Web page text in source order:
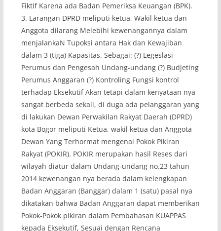
Fiktif Karena ada Badan Pemeriksa Keuangan (BPK).
3. Larangan DPRD meliputi ketua, Wakil ketua dan
Anggota dilarang Melebihi kewenangannya dalam
menjalankaN Tupoksi antara Hak dan Kewajiban
dalam 3 (tiga) Kapasitas. Sebagai: (?) Legeslasi
Perumus dan Pengesah Undang-undang (?) Budjeting
Perumus Anggaran (?) Kontroling Fungsi kontrol
terhadap Eksekutif Akan tetapi dalam kenyataan nya
sangat berbeda sekali, di duga ada pelanggaran yang
di lakukan Dewan Perwakilan Rakyat Daerah (DPRD)
kota Bogor meliputi Ketua, wakil ketua dan Anggota
Dewan Yang Terhormat mengenai Pokok Pikiran
Rakyat (POKIR). POKIR merupakan hasil Reses dari
wilayah diatur dalam Undang-undang no.23 tahun
2014 kewenangan nya berada dalam kelengkapan
Badan Anggaran (Banggar) dalam 1 (satu) pasal nya
dikatakan bahwa Badan Anggaran dapat memberikan
Pokok-Pokok pikiran dalam Pembahasan KUAPPAS
kepada Eksekutif, Sesuai dengan Rencana